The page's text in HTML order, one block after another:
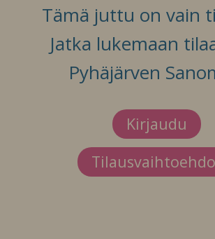
Tämä juttu on vain
Jatka lukemaan
Pyhäjärven
Kirjaudu